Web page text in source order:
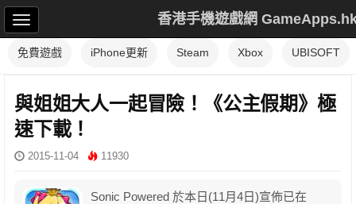
香港手機遊戲網
免費遊戲 iPhone更新 Steam Xbox UBISOFT
與姐姐大人一起冒險！《公主假期》極
速下載！
2015-11-04 11930
Sonic Powered 於本日(11月4日)宣佈已在